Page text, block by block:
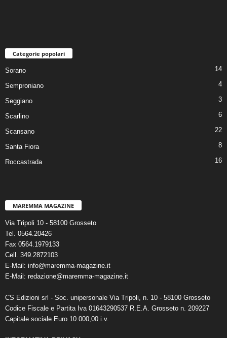
Categorie popolari
Sorano 14
Semproniano 4
Seggiano 3
Scarlino 6
Scansano 22
Santa Fiora 8
Roccastrada 16
MAREMMA MAGAZINE
Via Tripoli 10 - 58100 Grosseto
Tel. 0564.20426
Fax 0564.1979133
Cell. 349.2872103
E-Mail: info@maremma-magazine.it
E-Mail: redazione@maremma-magazine.it
CS Edizioni srl - Soc. unipersonale Via Tripoli, n. 10 - 58100 Grosseto
Codice Fiscale e Partita Iva 01643290537 R.E.A. Grosseto n. 209227
Capitale sociale Euro 10.000,00 i.v.